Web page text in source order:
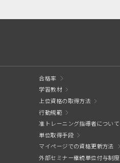
合格率
学習教材
上位資格の取得方法
行動規範
准トレーニング指導者について
単位取得手段
マイページでの資格更新方法
外部セミナー継続単位付与制度